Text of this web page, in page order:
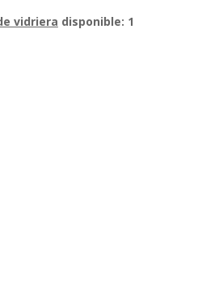
vidriera disponible: 1